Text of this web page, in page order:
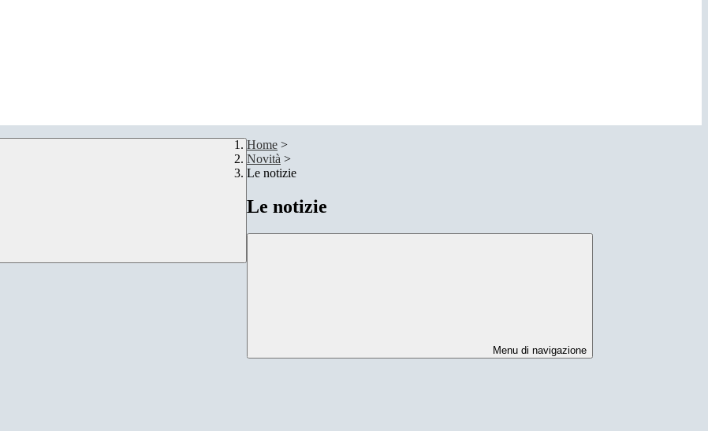
Home >
Novità >
Le notizie
Le notizie
Menu di navigazione